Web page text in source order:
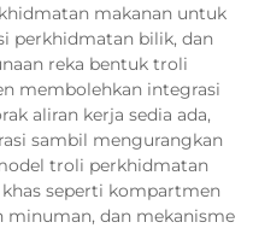
makanan untuk
perkhidmatan bilik, dan
reka bentuk troli
membolehkan integrasi
aliran kerja sedia ada,
sambil mengurangkan
troli perkhidmatan
seperti kompartmen
minuman, dan mekanisme